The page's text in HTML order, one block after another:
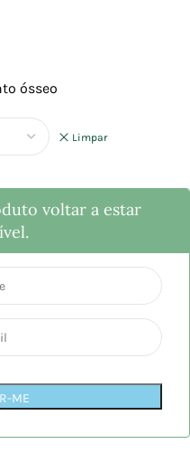
ósseo
Limpar
voltar a estar
ME